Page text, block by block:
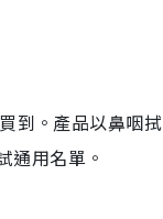
到。產品以鼻咽
通用名單。